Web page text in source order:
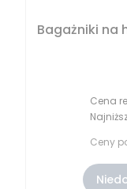
Bagażniki na
Cena
Ceny